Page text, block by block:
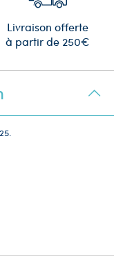
Livraison offerte
à partir de 250€